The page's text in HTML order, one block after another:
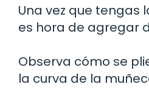
Una vez que tengas
es hora de agregar
Observa cómo se
la curva de la